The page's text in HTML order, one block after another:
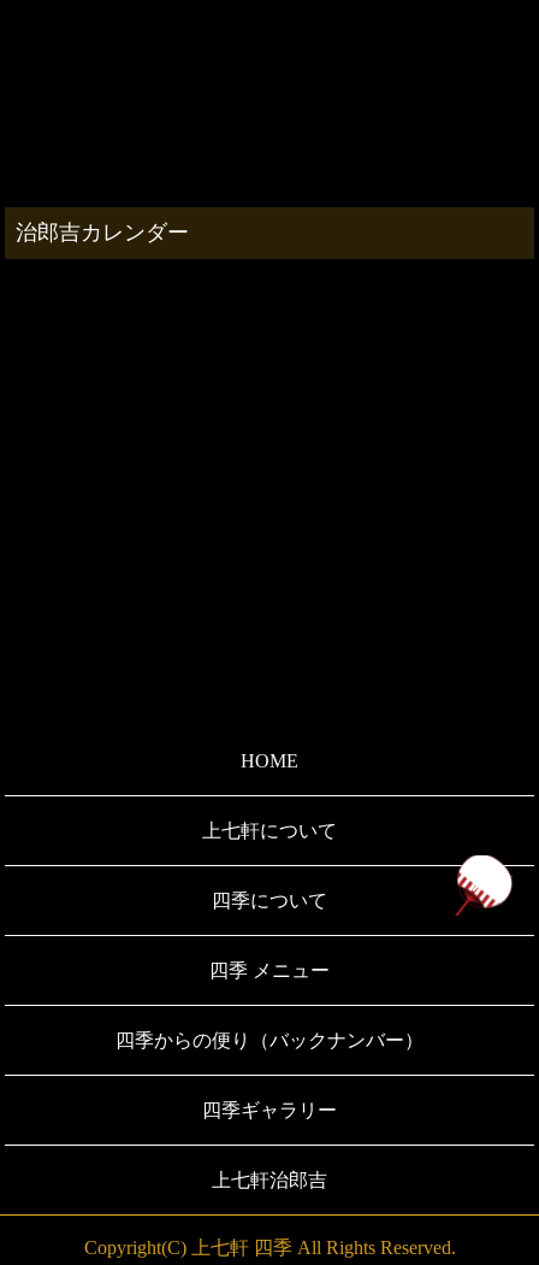
HOME
上七軒について
四季について
四季 メニュー
四季からの便り（バックナンバー）
四季ギャラリー
上七軒治郎吉
Copyright(C) 上七軒 四季 All Rights Reserved.
ペ